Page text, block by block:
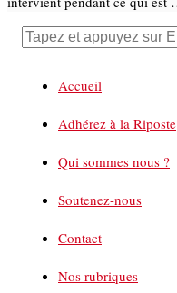
Accueil
Adhérez à la Riposte
Qui sommes nous ?
Soutenez-nous
Contact
Nos rubriques